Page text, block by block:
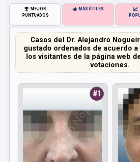
MEJOR
PUNTUADOS
MÁS ÚTILES
Casos del Dr. Alejandro
gustado ordenados de acuerdo
los visitantes de la página web
votaciones.